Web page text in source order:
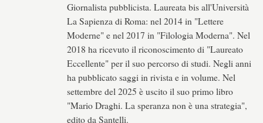
Giornalista pubblicista. Laureata bis all'Università
La Sapienza di Roma: nel 2014 in "Lettere
Moderne" e nel 2017 in "Filologia Moderna". Nel
2018 ha ricevuto il riconoscimento di "Laureato
Eccellente" per il suo percorso di studi. Negli anni
ha pubblicato saggi in rivista e in volume. Nel
settembre del 2025 è uscito il suo primo libro
"Mario Draghi. La speranza non è una strategia",
edito da Santelli.